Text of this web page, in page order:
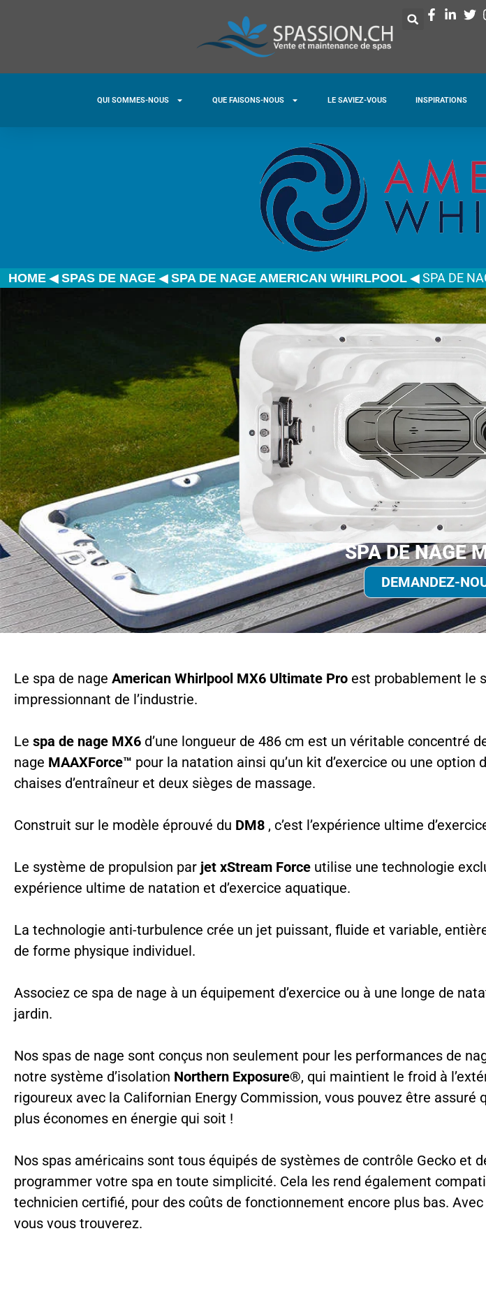
QUI SOMMES-NOUS QUE FAISONS-NOUS LE SAVIEZ-VOUS INSPIRATIONS
HOME ◀ SPAS DE NAGE ◀ SPA DE NAGE AMERICAN WHIRLPOOL ◀SPA DE
SPA DE NAGE
DEMANDEZ-
Le spa de nage American Whirlpool MX6 Ultimate Pro est probablement le
impressionnant de l’industrie.
Le spa de nage MX6 d’une longueur de 486 cm est un véritable concentré
nage MAAXForce™ pour la natation ainsi qu’un kit d’exercice ou une
chaises d’entraîneur et deux sièges de massage.
Construit sur le modèle éprouvé du DM8 , c’est l’expérience ultime
Le système de propulsion par jet xStream Force utilise une technologie
expérience ultime de natation et d’exercice aquatique.
La technologie anti-turbulence crée un jet puissant, fluide et variable,
de forme physique individuel.
Associez ce spa de nage à un équipement d’exercice ou à une longe de
jardin.
Nos spas de nage sont conçus non seulement pour les performances de
notre système d’isolation Northern Exposure®, qui maintient le froid à
rigoureux avec la Californian Energy Commission, vous pouvez être
plus économes en énergie qui soit !
Nos spas américains sont tous équipés de systèmes de contrôle Gecko et
programmer votre spa en toute simplicité. Cela les rend également
technicien certifié, pour des coûts de fonctionnement encore plus bas.
vous vous trouverez.